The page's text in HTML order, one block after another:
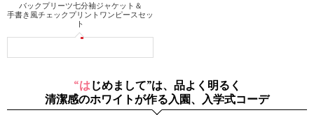
バックプリーツ七分袖ジャケット＆
手書き風チェックプリントワンピースセッ
ト
“はじめまして”は、品よく明るく
清潔感のホワイトが作る入園、入学式コーデ